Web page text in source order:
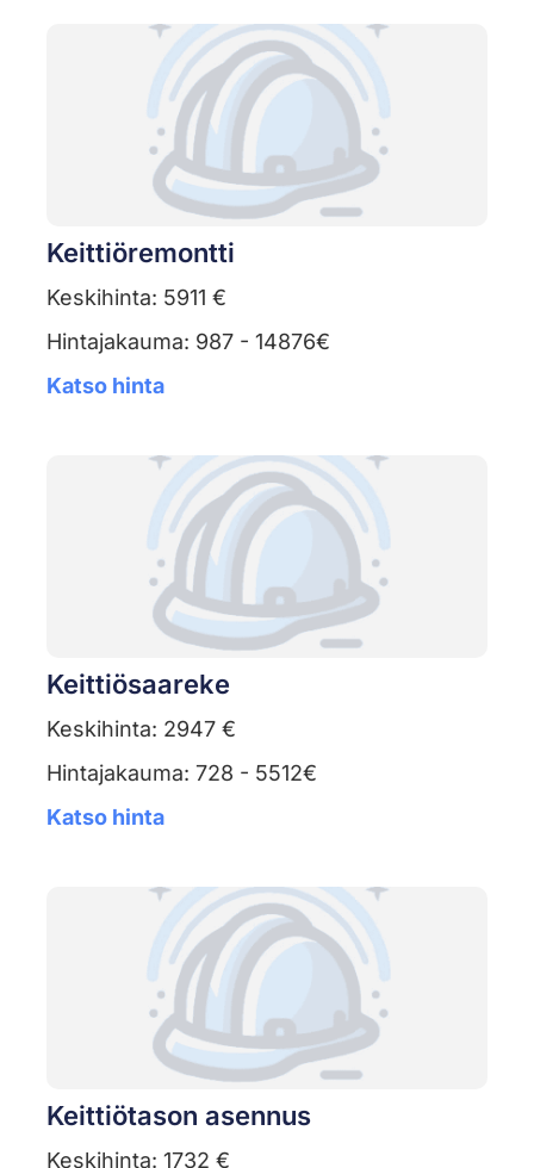
Keittiöremontti
Keskihinta: 5911 €
Hintajakauma: 987 - 14876€
Katso hinta
Keittiösaareke
Keskihinta: 2947 €
Hintajakauma: 728 - 5512€
Katso hinta
Keittiötason asennus
Keskihinta: 1732 €